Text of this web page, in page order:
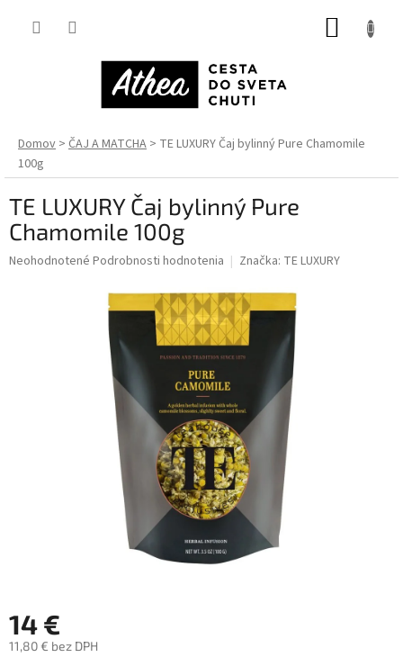
Domov ČAJ A MATCHA
TE LUXURY Čaj bylinný Pure Chamomile
100g
TE LUXURY Čaj bylinný Pure
Chamomile 100g
Priemerné
Neohodnotené Podrobnosti hodnotenia Značka: TE LUXURY
14 €
11,80 € bez DPH